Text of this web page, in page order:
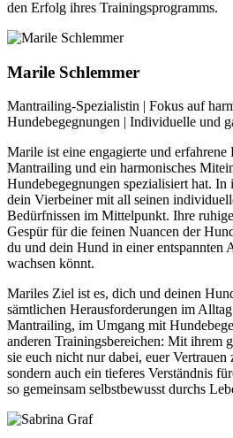
den Erfolg ihres Trainingsprogramms.
Marile Schlemmer
Mantrailing-Spezialistin | Fokus auf
Hundebegegnungen | Individuelle und
Marile ist eine engagierte und
Mantrailing und ein harmonisches
Hundebegegnungen spezialisiert hat. In
dein Vierbeiner mit all seinen
Bedürfnissen im Mittelpunkt. Ihre
Gespür für die feinen Nuancen der
du und dein Hund in einer entspannten
wachsen könnt.
Mariles Ziel ist es, dich und deinen
sämtlichen Herausforderungen im
Mantrailing, im Umgang mit
anderen Trainingsbereichen: Mit ihrem
sie euch nicht nur dabei, euer Vertrauen
sondern auch ein tieferes Verständnis
so gemeinsam selbstbewusst durchs